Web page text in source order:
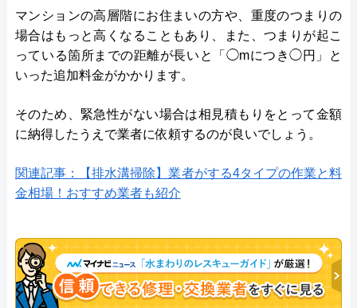
マンションの高層階にお住まいの方や、重度のつまりの
場合はもっと高くなることもあり、また、つまりが起こ
っている箇所までの距離が長いと「◯mにつき◯円」と
いった追加料金がかかります。
そのため、緊急性がない場合は相見積もりをとって金額
に納得したうえで業者に依頼するのが良いでしょう。
関連記事：【排水溝掃除】業者がする4タイプの作業と料
金相場！おすすめ業者も紹介